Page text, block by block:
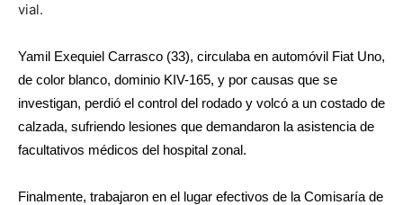
vial.
Yamil Exequiel Carrasco (33), circulaba en automóvil Fiat Uno,
de color blanco, dominio KIV-165, y por causas que se
investigan, perdió el control del rodado y volcó a un costado de
calzada, sufriendo lesiones que demandaron la asistencia de
facultativos médicos del hospital zonal.
Finalmente, trabajaron en el lugar efectivos de la Comisaría de